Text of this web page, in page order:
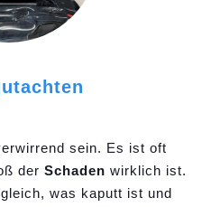
sein. Es ist oft
der Schaden wirklich ist.
was kaputt ist und